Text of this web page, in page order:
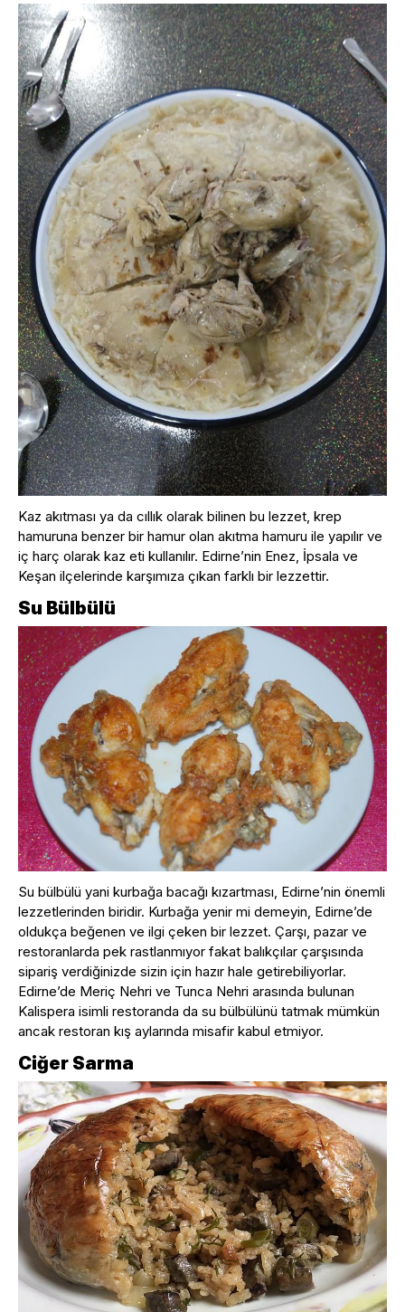
Kaz akıtması ya da cıllık olarak bilinen bu lezzet, krep
hamuruna benzer bir hamur olan akıtma hamuru ile yapılır ve
iç harç olarak kaz eti kullanılır. Edirne’nin Enez, İpsala ve
Keşan ilçelerinde karşımıza çıkan farklı bir lezzettir.
Su Bülbülü
Su bülbülü yani kurbağa bacağı kızartması, Edirne’nin önemli
lezzetlerinden biridir. Kurbağa yenir mi demeyin, Edirne’de
oldukça beğenen ve ilgi çeken bir lezzet. Çarşı, pazar ve
restoranlarda pek rastlanmıyor fakat balıkçılar çarşısında
sipariş verdiğinizde sizin için hazır hale getirebiliyorlar.
Edirne’de Meriç Nehri ve Tunca Nehri arasında bulunan
Kalispera isimli restoranda da su bülbülünü tatmak mümkün
ancak restoran kış aylarında misafir kabul etmiyor.
Ciğer Sarma